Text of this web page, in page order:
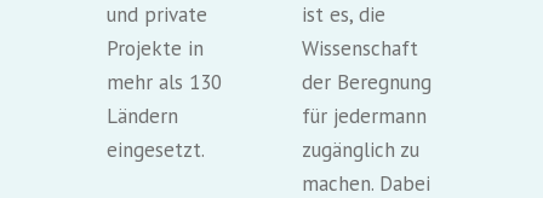
und private
Projekte in
mehr als 130
Ländern
eingesetzt.
ist es, die
Wissenschaft
der Beregnung
für jedermann
zugänglich zu
machen. Dabei